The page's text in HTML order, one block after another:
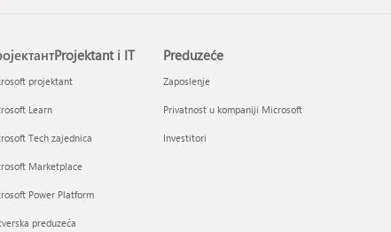
i IT
projektant
Learn
Tech zajednica
Marketplace
Power Platform
preduzeća
Preduzeće
Zaposlenje
Privatnost u kompaniji Microsoft
Investitori